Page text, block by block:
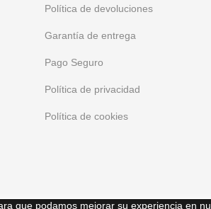
Política de devoluciones
Garantía de entrega
Pago Seguro
Política de privacidad
Política de cookies
que podamos mejorar su experiencia en